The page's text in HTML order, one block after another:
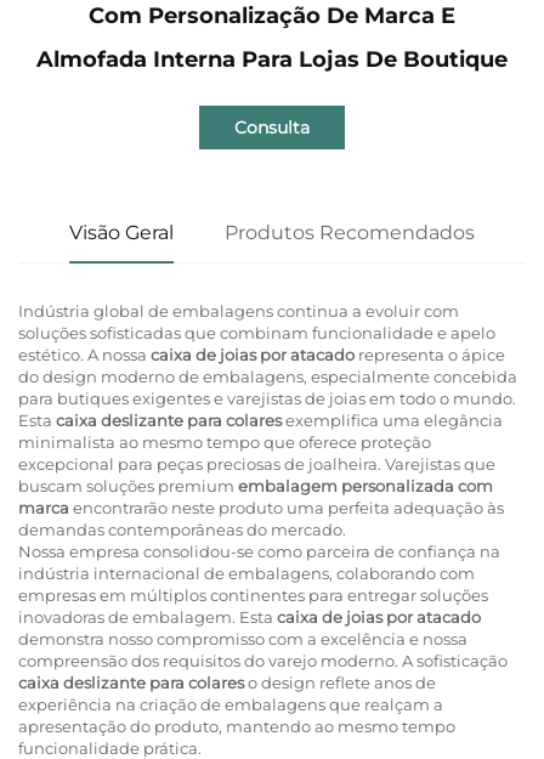
Com Personalização De Marca E
Almofada Interna Para Lojas De Boutique
Consulta
Visão Geral Produtos Recomendados
Indústria global de embalagens continua a evoluir com
soluções sofisticadas que combinam funcionalidade e apelo
estético. A nossa caixa de joias por atacado representa o ápice
do design moderno de embalagens, especialmente concebida
para butiques exigentes e varejistas de joias em todo o mundo.
Esta caixa deslizante para colaresexemplifica uma elegância
minimalista ao mesmo tempo que oferece proteção
excepcional para peças preciosas de joalheira. Varejistas que
buscam soluções premium embalagem personalizada com
marca encontrarão neste produto uma perfeita adequação às
demandas contemporâneas do mercado.
Nossa empresa consolidou-se como parceira de confiança na
indústria internacional de embalagens, colaborando com
empresas em múltiplos continentes para entregar soluções
inovadoras de embalagem. Esta caixa de joias por atacado
demonstra nosso compromisso com a excelência e nossa
compreensão dos requisitos do varejo moderno. A sofisticação
caixa deslizante para colareso design reflete anos de
experiência na criação de embalagens que realçam a
apresentação do produto, mantendo ao mesmo tempo
funcionalidade prática.